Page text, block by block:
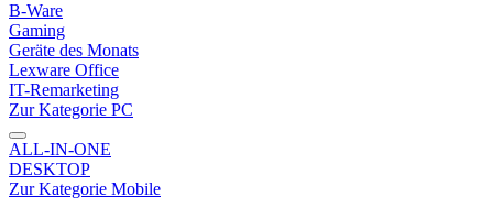
B-Ware
Gaming
Geräte des Monats
Lexware Office
IT-Remarketing
Zur Kategorie PC
ALL-IN-ONE
DESKTOP
Zur Kategorie Mobile